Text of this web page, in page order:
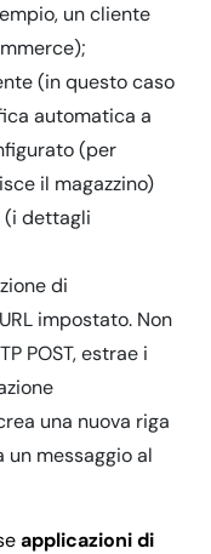
un cliente
(in questo caso
automatica a
(per
il magazzino)
(i dettagli
di
impostato. Non
POST, estrae i
una nuova riga
un messaggio al
applicazioni di